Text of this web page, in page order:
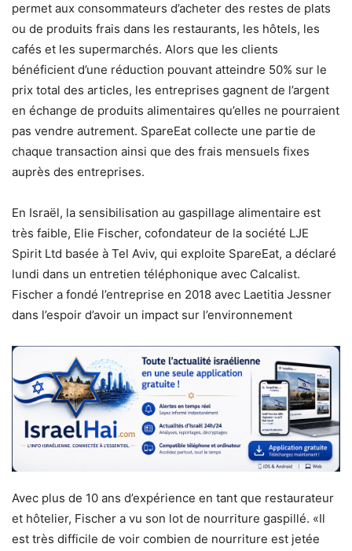
permet aux consommateurs d’acheter des restes de plats
ou de produits frais dans les restaurants, les hôtels, les
cafés et les supermarchés. Alors que les clients
bénéficient d’une réduction pouvant atteindre 50% sur le
prix total des articles, les entreprises gagnent de l’argent
en échange de produits alimentaires qu’elles ne pourraient
pas vendre autrement. SpareEat collecte une partie de
chaque transaction ainsi que des frais mensuels fixes
auprès des entreprises.
En Israël, la sensibilisation au gaspillage alimentaire est
très faible, Elie Fischer, cofondateur de la société LJE
Spirit Ltd basée à Tel Aviv, qui exploite SpareEat, a déclaré
lundi dans un entretien téléphonique avec Calcalist.
Fischer a fondé l’entreprise en 2018 avec Laetitia Jessner
dans l’espoir d’avoir un impact sur l’environnement
Avec plus de 10 ans d’expérience en tant que restaurateur
et hôtelier, Fischer a vu son lot de nourriture gaspillé. «Il
est très difficile de voir combien de nourriture est jetée